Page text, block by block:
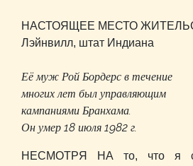
НАСТОЯЩЕЕ МЕСТО
Лэйнвилл, штат Индиана
Её муж Рой Бордерс в течение
многих лет был управляющим
кампаниями Бранхама.
Он умер 18 июля 1982 г.
НЕСМОТРЯ НА то, что я